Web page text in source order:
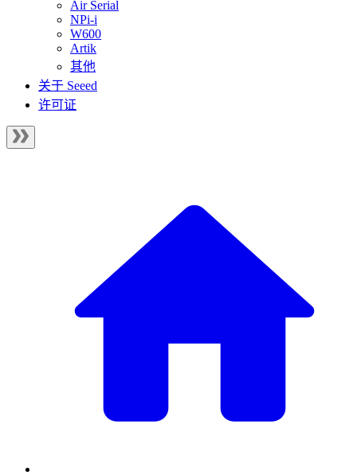
Air Serial
NPi-i
W600
Artik
其他
关于 Seeed
许可证